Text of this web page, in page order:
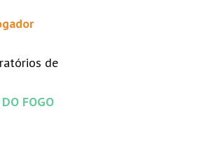
de
FOGO